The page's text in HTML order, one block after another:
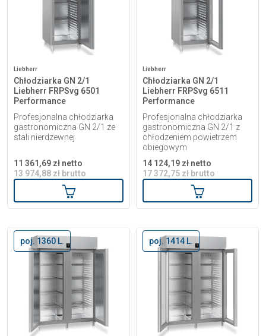
Liebherr
Chłodziarka GN 2/1
Liebherr FRPSvg 6501
Performance
Profesjonalna chłodziarka
gastronomiczna GN 2/1 ze
stali nierdzewnej
11 361,69 zł netto
13 974,88 zł brutto
Dodaj do koszyka
Liebherr
Chłodziarka GN 2/1
Liebherr FRPSvg 6511
Performance
Profesjonalna chłodziarka
gastronomiczna GN 2/1 z
chłodzeniem powietrzem
obiegowym
14 124,19 zł netto
17 372,75 zł brutto
Dodaj do
poj. 1360 L. poj. 1414 L.